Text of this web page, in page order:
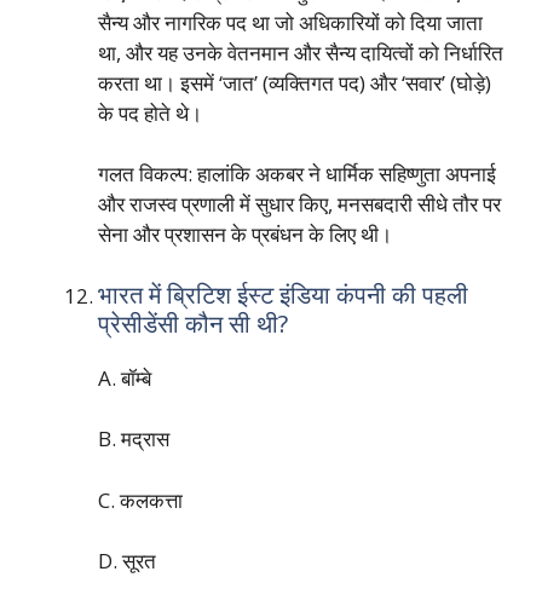
सैन्य और नागरिक पद था जो अधिकारियों को दिया जाता
था, और यह उनके वेतनमान और सैन्य दायित्वों को निर्धारित
करता था। इसमें ‘जात’ (व्यक्तिगत पद) और ‘सवार’ (घोड़े)
के पद होते थे।
गलत विकल्प: हालांकि अकबर ने धार्मिक सहिष्णुता अपनाई
और राजस्व प्रणाली में सुधार किए, मनसबदारी सीधे तौर पर
सेना और प्रशासन के प्रबंधन के लिए थी।
भारत में ब्रिटिश ईस्ट इंडिया कंपनी की पहली
प्रेसीडेंसी कौन सी थी?
A. बॉम्बे
B. मद्रास
C. कलकत्ता
D. सूरत